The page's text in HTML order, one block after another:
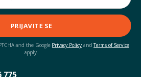
PRIJAVITE SE
and the Google Privacy Policy andTerms of Service
apply.
775